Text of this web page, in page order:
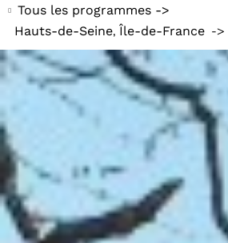
Tous les programmes ->
Hauts-de-Seine, Île-de-France ->